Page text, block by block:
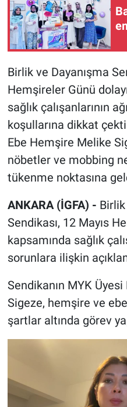
Birlik ve Dayanışma
Hemşireler Günü
sağlık çalışanlarının
koşullarına dikkat
Ebe Hemşire Melike
nöbetler ve mobbing
tükenme noktasına
ANKARA (İGFA) - Birlik
Sendikası, 12 Mayıs
kapsamında sağlık
sorunlara ilişkin
Sendikanın MYK
Sigeze, hemşire ve
şartlar altında görev